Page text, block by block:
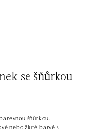
se šňůrkou
šňůrkou.
nebo žluté barvě s